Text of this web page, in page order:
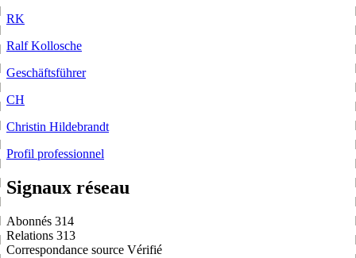
RK
Ralf Kollosche
Geschäftsführer
CH
Christin Hildebrandt
Profil professionnel
Signaux réseau
Abonnés 314
Relations 313
Correspondance source Vérifié